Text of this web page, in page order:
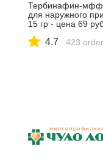
Тербинафин-мфф
для наружного
15 гр - цена 69
Долгопрудном
4.7 423 order